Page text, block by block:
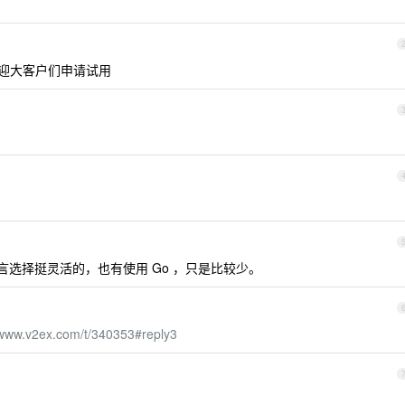
2
大客户们申请试用
3
4
5
择挺灵活的，也有使用 Go ，只是比较少。
6
t/340353#reply3
7